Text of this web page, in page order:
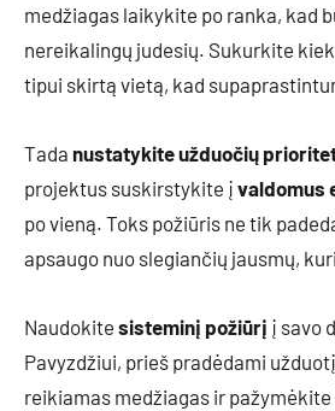
medžiagas laikykite po ranka, kad
nereikalingų judesių. Sukurkite
tipui skirtą vietą, kad
Tada nustatykite užduočių
projektus suskirstykite į valdomus
po vieną. Toks požiūris ne tik
apsaugo nuo slegiančių jausmų,
Naudokite sisteminį požiūrį į savo
Pavyzdžiui, prieš pradėdami
reikiamas medžiagas ir